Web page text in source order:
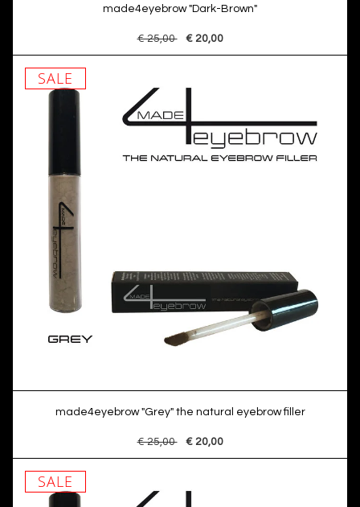
made4eyebrow "Dark-Brown"
€ 25,00 € 20,00
SALE
made4eyebrow "Grey" the natural eyebrow filler
€ 25,00 € 20,00
SALE